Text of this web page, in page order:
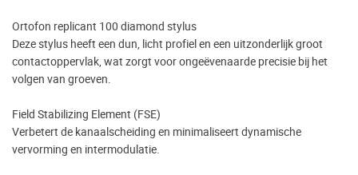
Ortofon replicant 100 diamond stylus
Deze stylus heeft een dun, licht profiel en een uitzonderlijk groot
contactoppervlak, wat zorgt voor ongeëvenaarde precisie bij het
volgen van groeven.
Field Stabilizing Element (FSE)
Verbetert de kanaalscheiding en minimaliseert dynamische
vervorming en intermodulatie.